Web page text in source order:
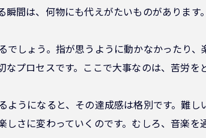
間は、何物にも代えがたいものがあります。
しょう。指が思うように動かなかったり
プロセスです。ここで大事なのは、苦労を
うになると、その達成感は格別です。難
さに変わっていくのです。むしろ、音楽